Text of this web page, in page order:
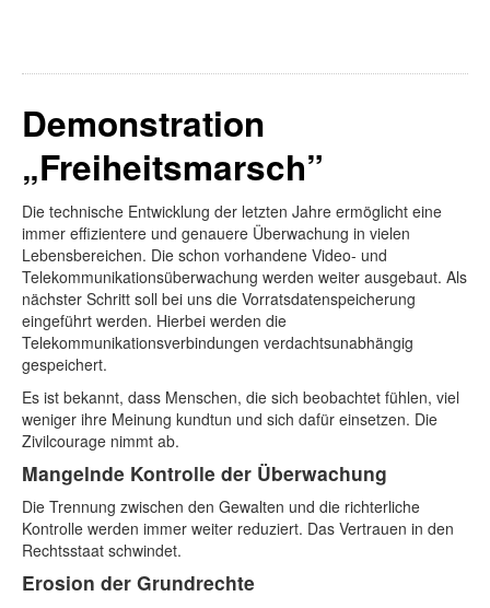
Demonstration
„Freiheitsmarsch”
Die technische Entwicklung der letzten Jahre ermöglicht eine
immer effizientere und genauere Überwachung in vielen
Lebensbereichen. Die schon vorhandene Video- und
Telekommunikationsüberwachung werden weiter ausgebaut. Als
nächster Schritt soll bei uns die Vorratsdatenspeicherung
eingeführt werden. Hierbei werden die
Telekommunikationsverbindungen verdachtsunabhängig
gespeichert.
Es ist bekannt, dass Menschen, die sich beobachtet fühlen, viel
weniger ihre Meinung kundtun und sich dafür einsetzen. Die
Zivilcourage nimmt ab.
Mangelnde Kontrolle der Überwachung
Die Trennung zwischen den Gewalten und die richterliche
Kontrolle werden immer weiter reduziert. Das Vertrauen in den
Rechtsstaat schwindet.
Erosion der Grundrechte